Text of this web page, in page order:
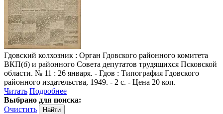
Гдовский колхозник : Орган Гдовского районного комитета
ВКП(б) и районного Совета депутатов трудящихся Псковской
области. № 11 : 26 января. - Гдов : Типография Гдовского
районного издательства, 1949. - 2 с. - Цена 20 коп.
Читать Подробнее
Выбрано для поиска:
Очистить